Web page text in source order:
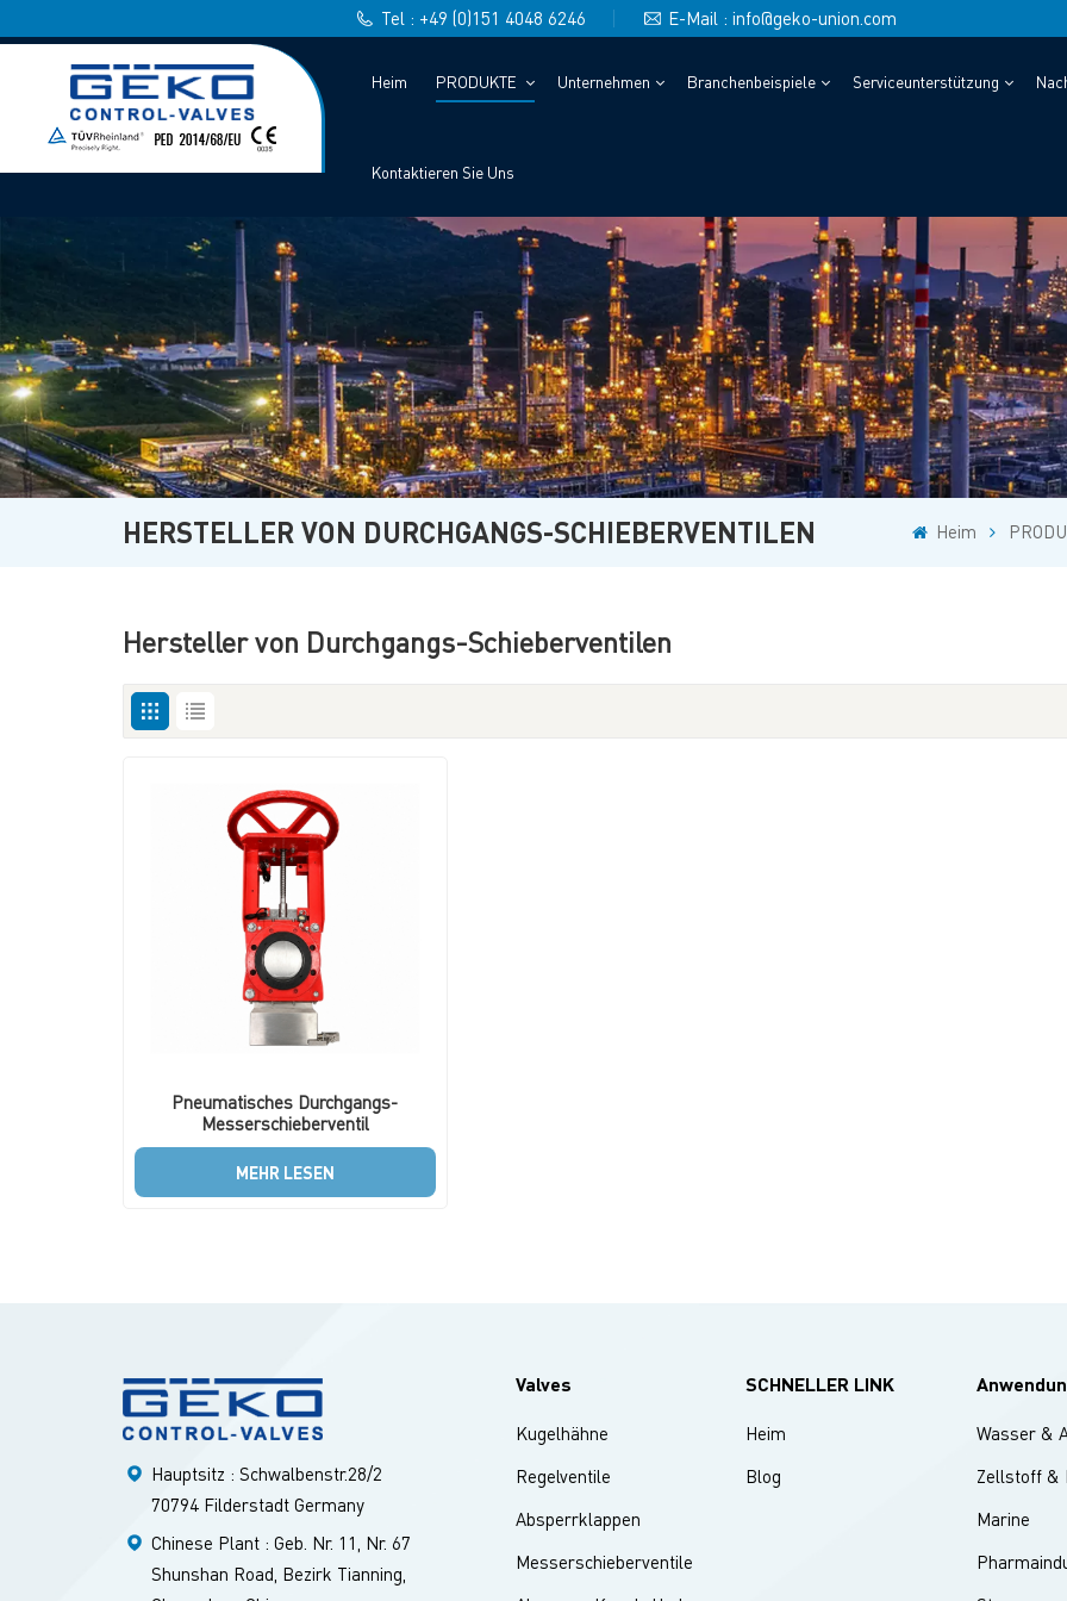
Tel : +49 (0)151 4048 6246 E-Mail : info@geko-union.com
Heim PRODUKTE Unternehmen Branchenbeispiele Serviceunterstützung
Kontaktieren Sie Uns
HERSTELLER VON DURCHGANGS-SCHIEBERVENTILEN Heim
Hersteller von Durchgangs-Schieberventilen
Pneumatisches Durchgangs-
Messerschieberventil
MEHR LESEN
Hauptsitz : Schwalbenstr.28/2
70794 Filderstadt Germany
Chinese Plant : Geb. Nr. 11, Nr. 67
Shunshan Road, Bezirk Tianning,
Valves
Kugelhähne
Regelventile
Absperrklappen
Messerschieberventile
SCHNELLER LINK
Heim
Blog
Wasser &
Zellstoff &
Marine